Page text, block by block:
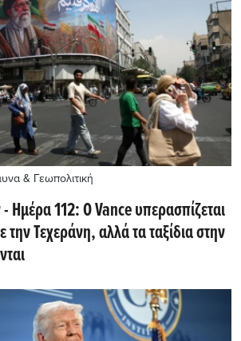
& Γεωπολιτική
Ημέρα 112: Ο Vance υπερασπίζεται
Τεχεράνη, αλλά τα ταξίδια στην